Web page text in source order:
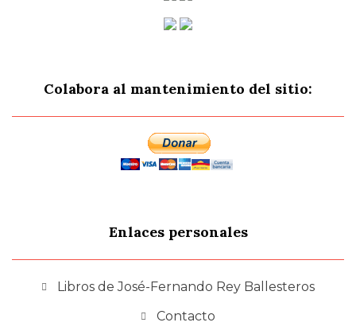
Colabora al mantenimiento del sitio:
Enlaces personales
Libros de José-Fernando Rey Ballesteros
Contacto